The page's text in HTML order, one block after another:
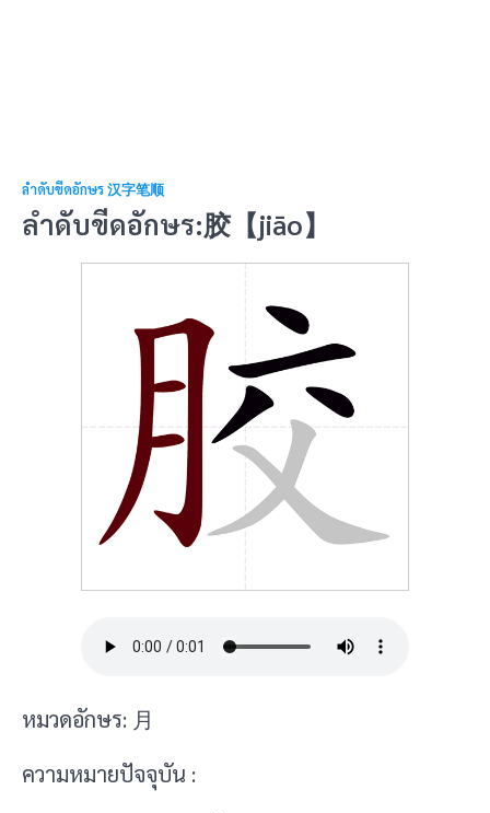
ลำดับขีดอักษร 汉字笔顺
ลำดับขีดอักษร:胶【jiāo】
หมวดอักษร: 月
ความหมายปัจจุบัน :